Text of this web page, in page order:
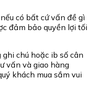
có bất cứ vấn đề gì
đảm bảo quyền lợi tối
chú hoặc ib số cân
vấn và giao hàng
khách mua sắm vui